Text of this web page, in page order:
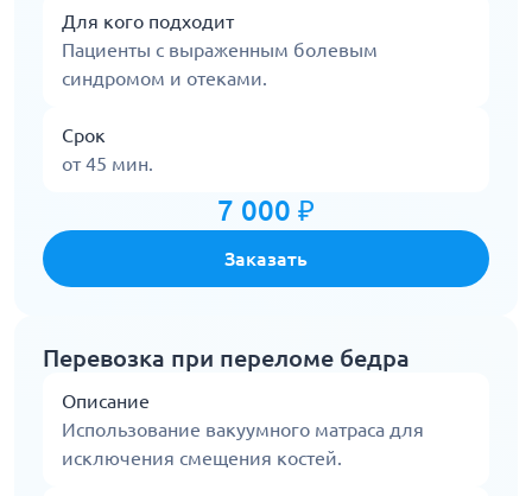
Для кого подходит
Пациенты с выраженным болевым
синдромом и отеками.
Срок
от 45 мин.
7 000 ₽
Заказать
Перевозка при переломе бедра
Описание
Использование вакуумного матраса для
исключения смещения костей.